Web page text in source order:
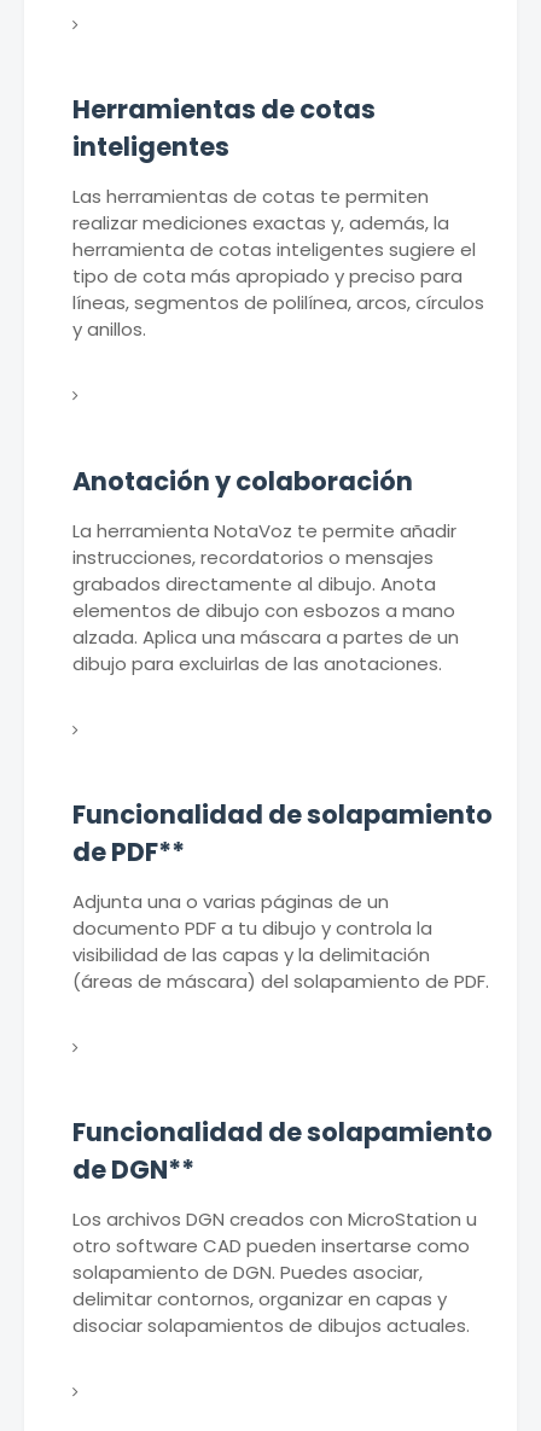
Herramientas de cotas
inteligentes
Las herramientas de cotas te permiten
realizar mediciones exactas y, además, la
herramienta de cotas inteligentes sugiere el
tipo de cota más apropiado y preciso para
líneas, segmentos de polilínea, arcos, círculos
y anillos.
Anotación y colaboración
La herramienta NotaVoz te permite añadir
instrucciones, recordatorios o mensajes
grabados directamente al dibujo. Anota
elementos de dibujo con esbozos a mano
alzada. Aplica una máscara a partes de un
dibujo para excluirlas de las anotaciones.
Funcionalidad de solapamiento
de PDF**
Adjunta una o varias páginas de un
documento PDF a tu dibujo y controla la
visibilidad de las capas y la delimitación
(áreas de máscara) del solapamiento de PDF.
Funcionalidad de solapamiento
de DGN**
Los archivos DGN creados con MicroStation u
otro software CAD pueden insertarse como
solapamiento de DGN. Puedes asociar,
delimitar contornos, organizar en capas y
disociar solapamientos de dibujos actuales.